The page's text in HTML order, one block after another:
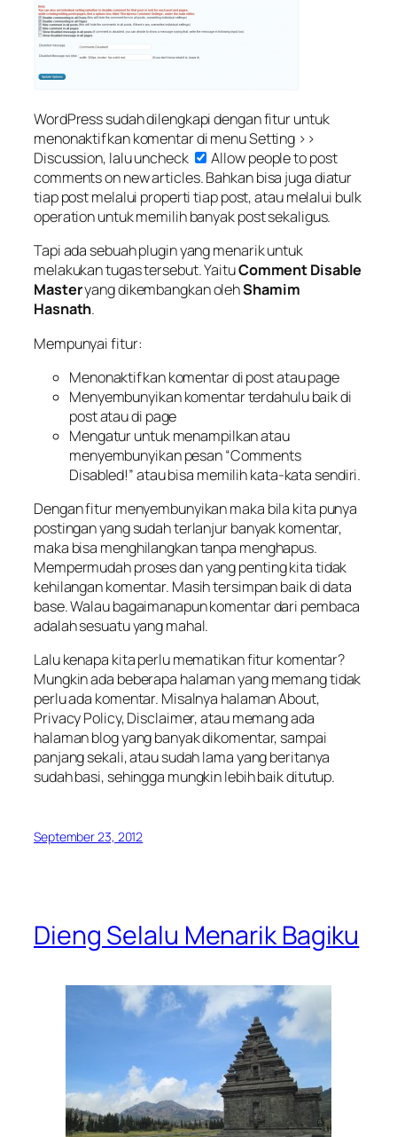
WordPress sudah dilengkapi dengan fitur untuk
menonaktifkan komentar di menu Setting >>
Discussion, lalu uncheck
Allow people to post
comments on new articles. Bahkan bisa juga diatur
tiap post melalui properti tiap post, atau melalui bulk
operation untuk memilih banyak post sekaligus.
Tapi ada sebuah plugin yang menarik untuk
melakukan tugas tersebut. YaituComment Disable
Masteryang dikembangkan olehShamim
Hasnath.
Mempunyai fitur:
Menonaktifkan komentar di post atau page
Menyembunyikan komentar terdahulu baik di
post atau di page
Mengatur untuk menampilkan atau
menyembunyikan pesan “Comments
Disabled!” atau bisa memilih kata-kata sendiri.
Dengan fitur menyembunyikan maka bila kita punya
postingan yang sudah terlanjur banyak komentar,
maka bisa menghilangkan tanpa menghapus.
Mempermudah proses dan yang penting kita tidak
kehilangan komentar. Masih tersimpan baik di data
base. Walau bagaimanapun komentar dari pembaca
adalah sesuatu yang mahal.
Lalu kenapa kita perlu mematikan fitur komentar?
Mungkin ada beberapa halaman yang memang tidak
perlu ada komentar. Misalnya halaman About,
Privacy Policy, Disclaimer, atau memang ada
halaman blog yang banyak dikomentar, sampai
panjang sekali, atau sudah lama yang beritanya
sudah basi, sehingga mungkin lebih baik ditutup.
September 23, 2012
Dieng Selalu Menarik Bagiku